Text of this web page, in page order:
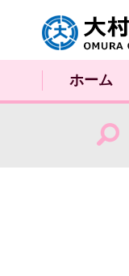
大村市
ホーム